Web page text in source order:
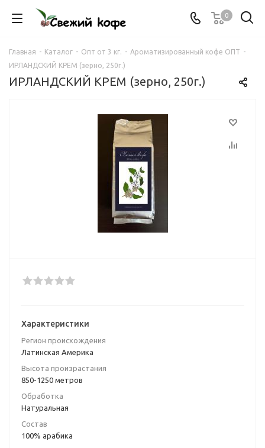
0
Главная - Каталог - Опт от 3 кг. - Ароматизированный кофе ОПТ -
ИРЛАНДСКИЙ КРЕМ (зерно, 250г.)
ИРЛАНДСКИЙ КРЕМ (зерно, 250г.)
Характеристики
Регион происхождения
Латинская Америка
Высота произрастания
850-1250 метров
Обработка
Натуральная
Состав
100% арабика